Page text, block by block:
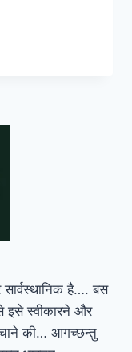
है…. बस
इसे स्वीकारने और
की… आगच्छन्तु